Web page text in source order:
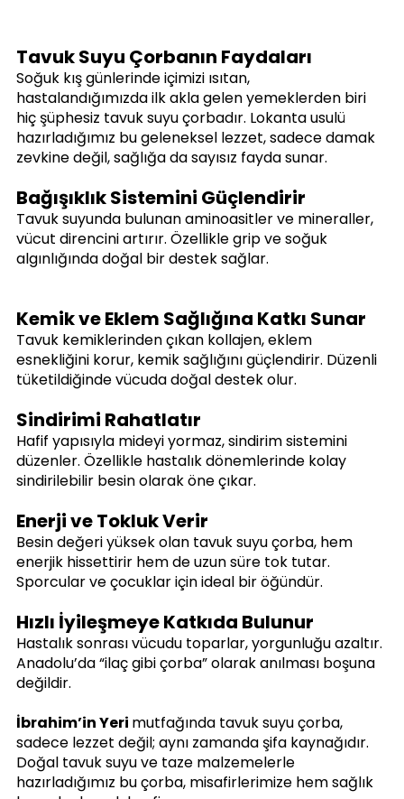
Tavuk Suyu Çorbanın Faydaları
Soğuk kış günlerinde içimizi ısıtan,
hastalandığımızda ilk akla gelen yemeklerden biri
hiç şüphesiz tavuk suyu çorbadır. Lokanta usulü
hazırladığımız bu geleneksel lezzet, sadece damak
zevkine değil, sağlığa da sayısız fayda sunar.
Bağışıklık Sistemini Güçlendirir
Tavuk suyunda bulunan aminoasitler ve mineraller,
vücut direncini artırır. Özellikle grip ve soğuk
algınlığında doğal bir destek sağlar.
Kemik ve Eklem Sağlığına Katkı Sunar
Tavuk kemiklerinden çıkan kollajen, eklem
esnekliğini korur, kemik sağlığını güçlendirir. Düzenli
tüketildiğinde vücuda doğal destek olur.
Sindirimi Rahatlatır
Hafif yapısıyla mideyi yormaz, sindirim sistemini
düzenler. Özellikle hastalık dönemlerinde kolay
sindirilebilir besin olarak öne çıkar.
Enerji ve Tokluk Verir
Besin değeri yüksek olan tavuk suyu çorba, hem
enerjik hissettirir hem de uzun süre tok tutar.
Sporcular ve çocuklar için ideal bir öğündür.
Hızlı İyileşmeye Katkıda Bulunur
Hastalık sonrası vücudu toparlar, yorgunluğu azaltır.
Anadolu’da “ilaç gibi çorba” olarak anılması boşuna
değildir.
İbrahim’in Yeri mutfağında tavuk suyu çorba,
sadece lezzet değil; aynı zamanda şifa kaynağıdır.
Doğal tavuk suyu ve taze malzemelerle
hazırladığımız bu çorba, misafirlerimize hem sağlık